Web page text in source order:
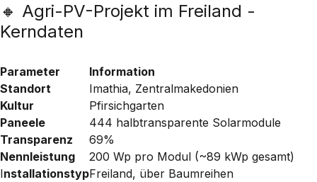
🔸 Agri-PV-Projekt im Freiland -
Kerndaten
Parameter
Information
Standort
Imathia, Zentralmakedonien
Kultur
Pfirsichgarten
Paneele
444 halbtransparente Solarmodule
Transparenz
69%
Nennleistung
200 Wp pro Modul (~89 kWp gesamt)
InstallationstypFreiland, über Baumreihen